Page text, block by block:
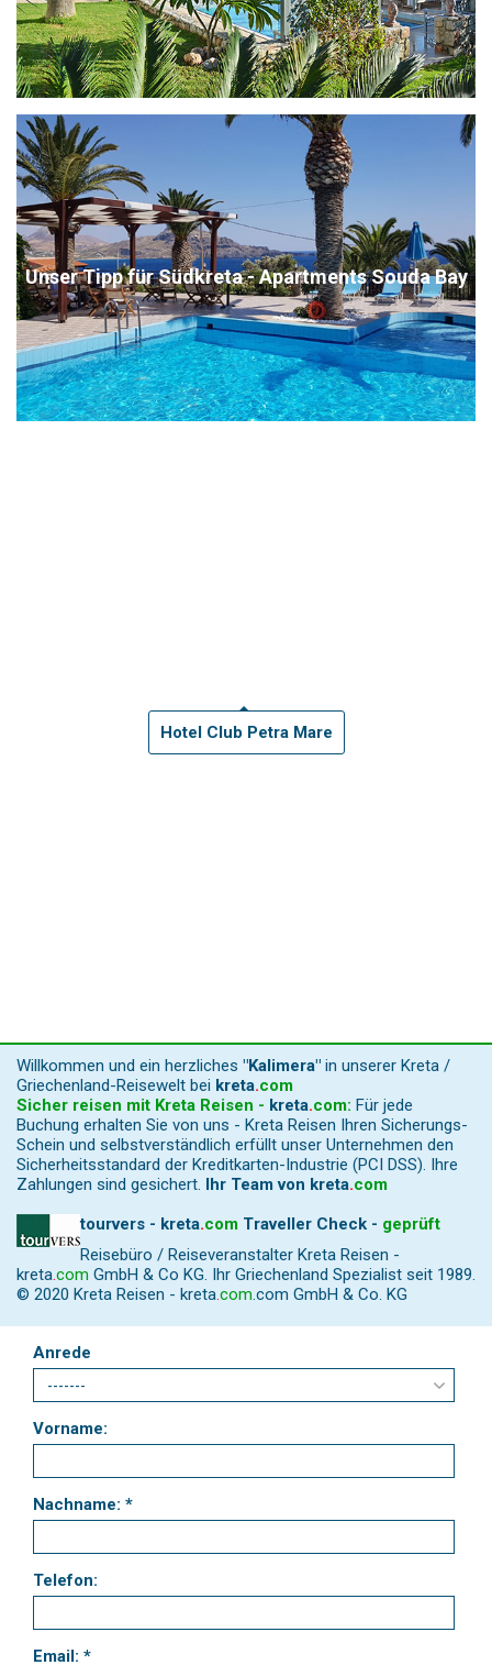
Unser Tipp für Südkreta - Apartments Souda Bay
Hotel Club Petra Mare
Willkommen und ein herzliches "Kalimera" in unserer Kreta /
Griechenland-Reisewelt bei kreta.com
Sicher reisen mit Kreta Reisen - kreta.com: Für jede
Buchung erhalten Sie von uns - Kreta Reisen Ihren Sicherungs-
Schein und selbstverständlich erfüllt unser Unternehmen den
Sicherheitsstandard der Kreditkarten-Industrie (PCI DSS). Ihre
Zahlungen sind gesichert. Ihr Team von kreta.com
tourvers - kreta.com Traveller Check - geprüft
Reisebüro / Reiseveranstalter Kreta Reisen -
kreta.com GmbH & Co KG. Ihr Griechenland Spezialist seit 1989.
© 2020 Kreta Reisen - kreta.com.com GmbH & Co. KG
Anrede
Vorname:
Nachname: *
Telefon:
Email: *